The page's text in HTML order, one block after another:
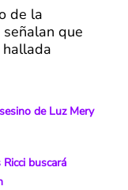
de la
que
de Luz Mery
buscará